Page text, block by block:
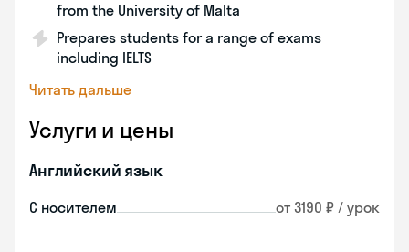
from the University of Malta
Prepares students for a range of exams
including IELTS
Читать дальше
Услуги и цены
Английский язык
С носителем от 3190 ₽ / урок